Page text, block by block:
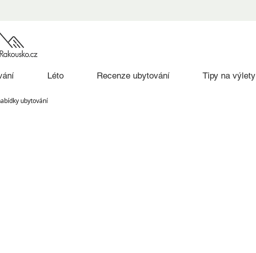
Léto Recenze ubytování Tipy na výlety
ubytování